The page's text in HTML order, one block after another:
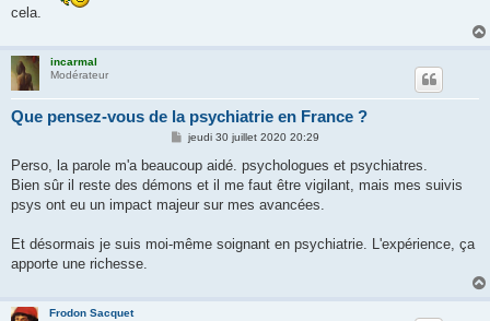
cela.
incarmal
Modérateur
Que pensez-vous de la psychiatrie en France ?
M
s
a
g
jeudi 30 juillet 2020 20:29
Perso, la parole m'a beaucoup aidé. psychologues et psychiatres.
Bien sûr il reste des démons et il me faut être vigilant, mais mes suivis
psys ont eu un impact majeur sur mes avancées.
Et désormais je suis moi-même soignant en psychiatrie. L'expérience, ça
apporte une richesse.
Frodon Sacquet